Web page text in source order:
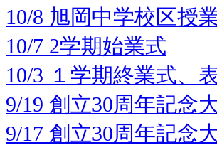
10/8 旭岡中学校区授
10/7 2学期始業式
10/3 １学期終業式、
9/19 創立30周年記念
9/17 創立30周年記